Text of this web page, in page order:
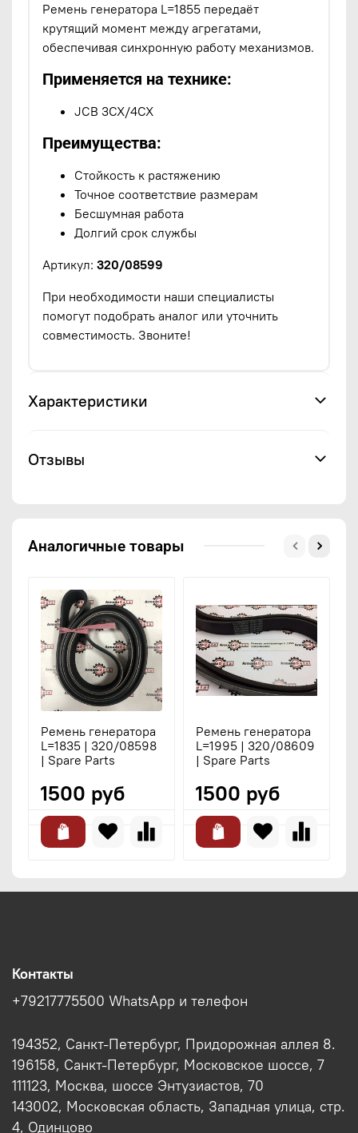
Ремень генератора L=1855 передаёт
крутящий момент между агрегатами,
обеспечивая синхронную работу механизмов.
Применяется на технике:
JCB 3CX/4CX
Преимущества:
Стойкость к растяжению
Точное соответствие размерам
Бесшумная работа
Долгий срок службы
Артикул: 320/08599
При необходимости наши специалисты
помогут подобрать аналог или уточнить
совместимость. Звоните!
Характеристики
Отзывы
Аналогичные товары
Ремень генератора
L=1835 | 320/08598
| Spare Parts
1500 руб
Ремень генератора
L=1995 | 320/08609
| Spare Parts
1500 руб
Контакты
+79217775500 WhatsApp и телефон
194352, Санкт-Петербург, Придорожная аллея 8.
196158, Санкт-Петербург, Московское шоссе, 7
111123, Москва, шоссе Энтузиастов, 70
143002, Московская область, Западная улица, стр.
4, Одинцово